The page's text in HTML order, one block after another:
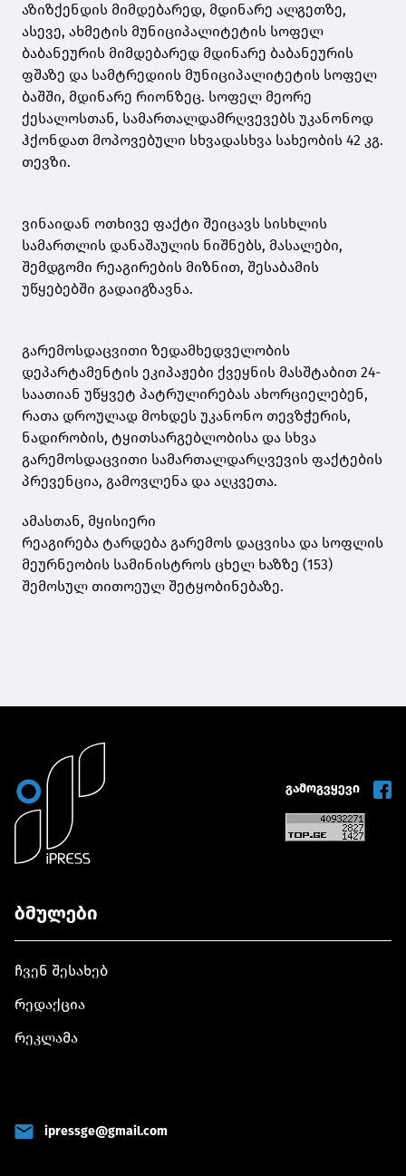
აზიზქენდის მიმდებარედ, მდინარე ალგეთზე,
ასევე, ახმეტის მუნიციპალიტეტის სოფელ
ბაბანეურის მიმდებარედ მდინარე ბაბანეურის
ფშაზე და სამტრედიის მუნიციპალიტეტის სოფელ
ბაშში, მდინარე რიონზეც. სოფელ მეორე
ქესალოსთან, სამართალდამრღვევებს უკანონოდ
ჰქონდათ მოპოვებული სხვადასხვა სახეობის 42 კგ.
თევზი.
ვინაიდან ოთხივე ფაქტი შეიცავს სისხლის
სამართლის დანაშაულის ნიშნებს, მასალები,
შემდგომი რეაგირების მიზნით, შესაბამის
უწყებებში გადაიგზავნა.
გარემოსდაცვითი ზედამხედველობის
დეპარტამენტის ეკიპაჟები ქვეყნის მასშტაბით 24-
საათიან უწყვეტ პატრულირებას ახორციელებენ,
რათა დროულად მოხდეს უკანონო თევზჭერის,
ნადირობის, ტყითსარგებლობისა და სხვა
გარემოსდაცვითი სამართალდარღვევის ფაქტების
პრევენცია, გამოვლენა და აღკვეთა.
ამასთან, მყისიერი
რეაგირება ტარდება გარემოს დაცვისა და სოფლის
მეურნეობის სამინისტროს ცხელ ხაზზე (153)
შემოსულ თითოეულ შეტყობინებაზე.
გამოგვყევი
ბმულები
ჩვენ შესახებ
რედაქცია
რეკლამა
ipressge@gmail.com